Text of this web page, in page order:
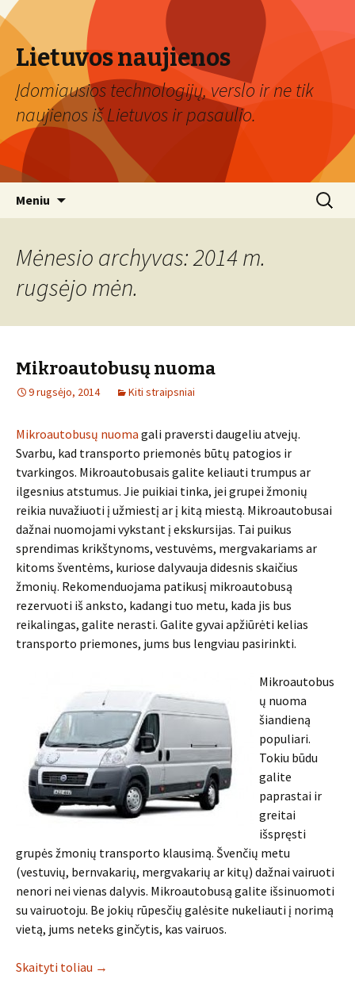
Lietuvos naujienos
Įdomiausios technologijų, verslo ir ne tik
naujienos iš Lietuvos ir pasaulio.
Meniu Ieškoti:
Mėnesio archyvas: 2014 m.
rugsėjo mėn.
Mikroautobusų nuoma
9 rugsėjo, 2014 Kiti straipsniai
Mikroautobusų nuoma gali praversti daugeliu atvejų.
Svarbu, kad transporto priemonės būtų patogios ir
tvarkingos. Mikroautobusais galite keliauti trumpus ar
ilgesnius atstumus. Jie puikiai tinka, jei grupei žmonių
reikia nuvažiuoti į užmiestį ar į kitą miestą. Mikroautobusai
dažnai nuomojami vykstant į ekskursijas. Tai puikus
sprendimas krikštynoms, vestuvėms, mergvakariams ar
kitoms šventėms, kuriose dalyvauja didesnis skaičius
žmonių. Rekomenduojama patikusį mikroautobusą
rezervuoti iš anksto, kadangi tuo metu, kada jis bus
reikalingas, galite nerasti. Galite gyvai apžiūrėti kelias
transporto priemones, jums bus lengviau pasirinkti.
Mikroautobus
ų nuoma
šiandieną
populiari.
Tokiu būdu
galite
paprastai ir
greitai
išspręsti
grupės žmonių transporto klausimą. Švenčių metu
(vestuvių, bernvakarių, mergvakarių ar kitų) dažnai vairuoti
nenori nei vienas dalyvis. Mikroautobusą galite išsinuomoti
su vairuotoju. Be jokių rūpesčių galėsite nukeliauti į norimą
vietą, jums neteks ginčytis, kas vairuos.
Skaityti toliau →